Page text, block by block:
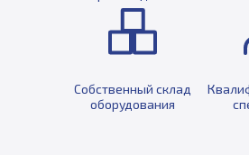
Собственный склад
оборудования